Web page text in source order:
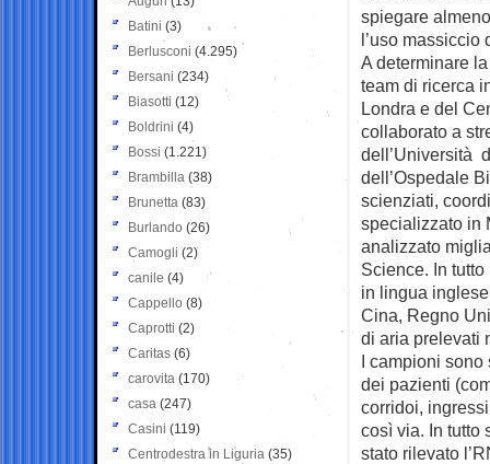
spiegare
l’uso massiccio
A determinare
team di ricerca
Londra e del
collaborato a
dell’Università
dell’Ospedale
scienziati,
specializzato in
analizzato
Science. In
in lingua
Cina, Regno
di aria prelevati
I campioni
dei pazienti
corridoi,
così via. In tutto
stato rilevato
Batini (3)
Berlusconi (4.295)
Bersani (234)
Biasotti (12)
Boldrini (4)
Bossi (1.221)
Brambilla (38)
Brunetta (83)
Burlando (26)
Camogli (2)
canile (4)
Cappello (8)
Caprotti (2)
Caritas (6)
carovita (170)
casa (247)
Casini (119)
Centrodestra in Liguria (35)